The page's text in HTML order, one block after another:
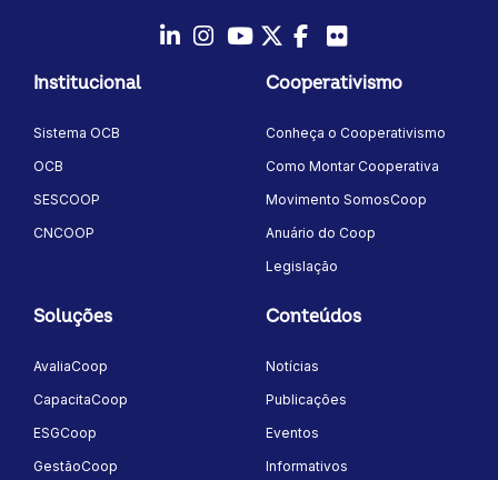
Institucional
Sistema OCB
OCB
SESCOOP
CNCOOP
Cooperativismo
Conheça o Cooperativismo
Como Montar Cooperativa
Movimento SomosCoop
Anuário do Coop
Legislação
Soluções
AvaliaCoop
CapacitaCoop
ESGCoop
GestãoCoop
Conteúdos
Notícias
Publicações
Eventos
Informativos